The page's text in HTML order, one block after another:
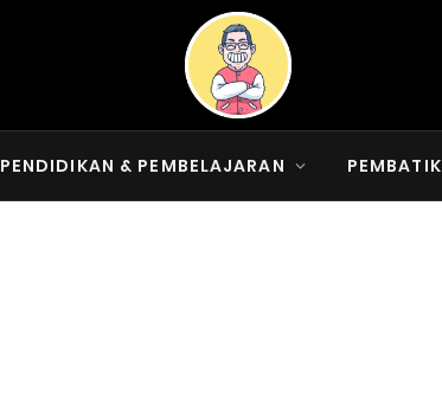
PENDIDIKAN & PEMBELAJARAN PEMBATIK